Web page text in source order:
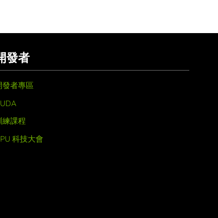
發者
發者專區
練課程
科技大會